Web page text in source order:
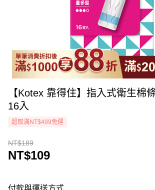
【Kotex 靠得住】指入式衛生棉
16入
超取滿NT$499免運
NT$189
NT$109
付款與運送方式